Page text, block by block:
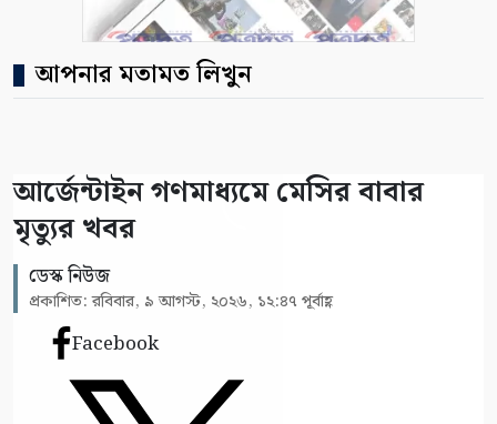
আপনার মতামত লিখুন
আর্জেন্টাইন গণমাধ্যমে মেসির বাবার
মৃত্যুর খবর
ডেস্ক নিউজ
প্রকাশিত: রবিবার, ৯ আগস্ট, ২০২৬, ১২:৪৭ পূর্বাহ্ণ
Facebook